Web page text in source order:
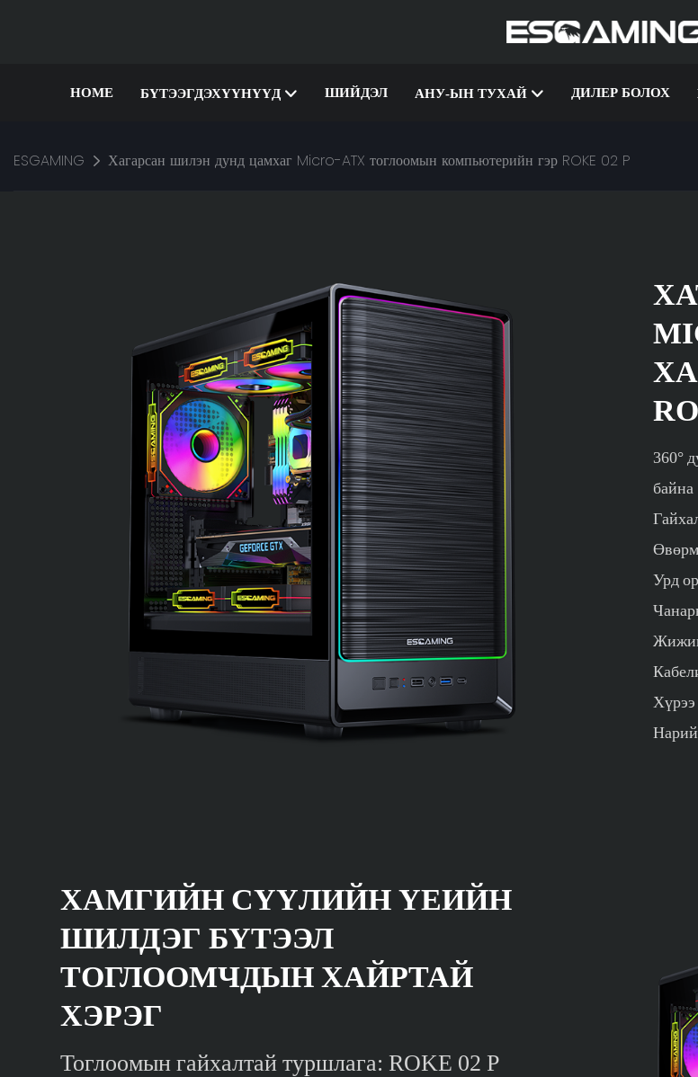
HOME БҮТЭЭГДЭХҮҮНҮҮД ШИЙДЭЛ АНУ-ЫН ТУХАЙ ДИЛЕР БОЛОХ
ESGAMING Хагарсан шилэн дунд цамхаг Micro-ATX тоглоомын компьютерийн гэр ROKE 02 P
360°
байна
Урд
Хүрээ
ХАМГИЙН СҮҮЛИЙН ҮЕИЙН
ШИЛДЭГ БҮТЭЭЛ
ТОГЛООМЧДЫН ХАЙРТАЙ
ХЭРЭГ
Тоглоомын гайхалтай туршлага: ROKE 02 P